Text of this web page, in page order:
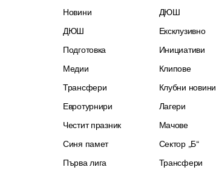
Новини
ДЮШ
Подготовка
Медии
Трансфери
Евротурнири
Честит празник
Синя памет
Първа лига
ДЮШ
Ексклузивно
Инициативи
Клипове
Клубни новини
Лагери
Мачове
Сектор „Б“
Трансфери